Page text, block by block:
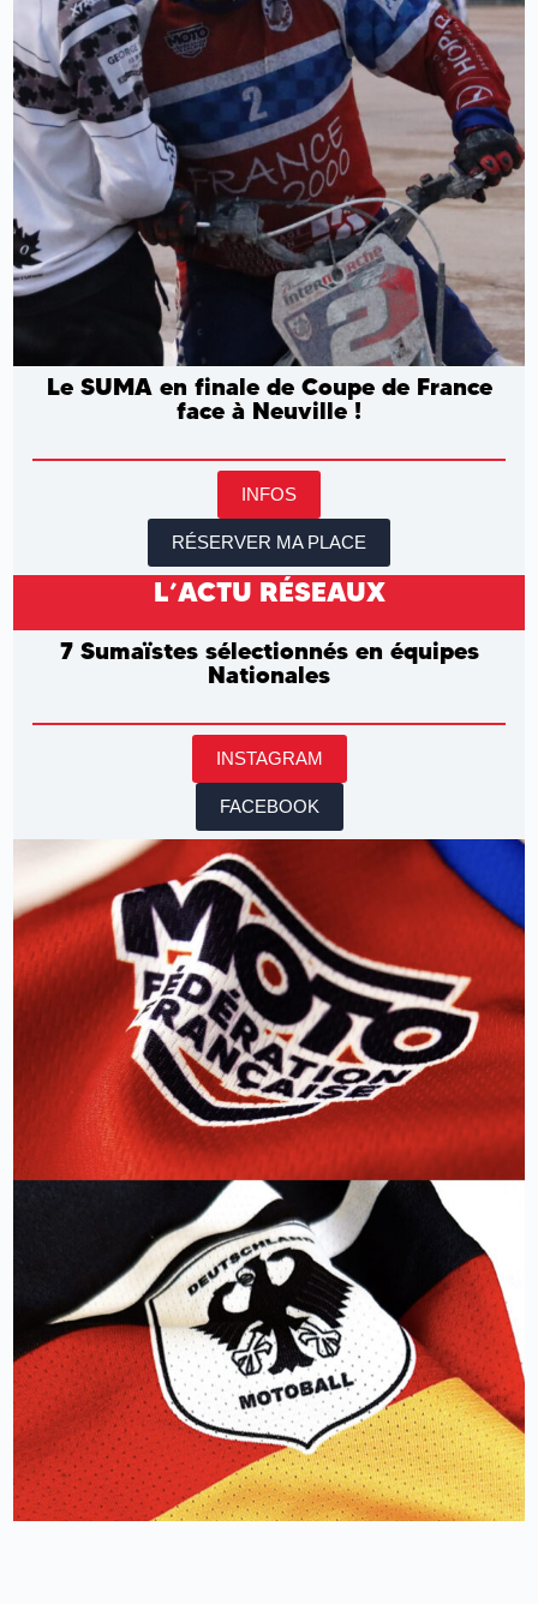
Le SUMA en finale de Coupe de France
face à Neuville !
INFOS
RÉSERVER MA PLACE
L’ACTU RÉSEAUX
7 Sumaïstes sélectionnés en équipes
Nationales
INSTAGRAM
FACEBOOK